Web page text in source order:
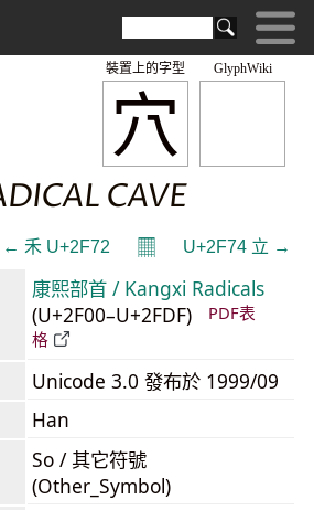
GlyphWiki
⽳
裝置上的字型
CAVE
← ⽲ U+2F72 𝄜 U+2F74 ⽴ →
康熙部首 / Kangxi Radicals
(U+2F00–U+2FDF)
PDF表
格
Unicode 3.0 發布於 1999/09
Han
So / 其它符號
(Other_Symbol)